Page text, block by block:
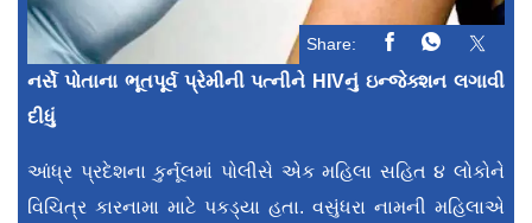
Share:
નર્સે પોતાના ભૂતપૂર્વ પ્રેમીની પત્નીને HIVનું ઇન્જેક્શન લગાવી
દીધું
આંધ્ર પ્રદેશના કુર્નૂલમાં પોલીસે એક મહિલા સહિત ૪ લોકોને
વિચિત્ર કારનામા માટે પકડ્યા હતા. વસુંધરા નામની મહિલાએ